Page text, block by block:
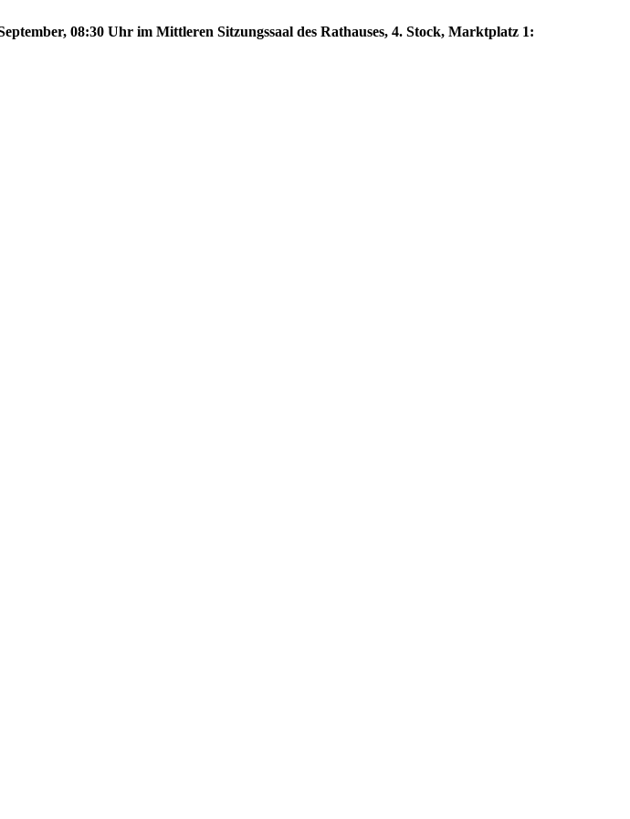
08:30 Uhr im Mittleren Sitzungssaal des Rathauses, 4. Stock, Marktplatz 1: